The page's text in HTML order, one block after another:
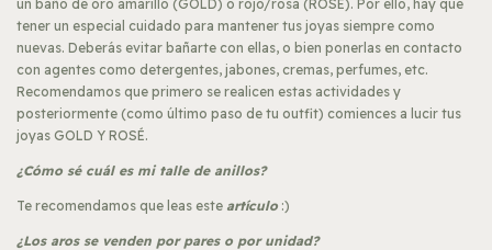
un baño de oro amarillo (GOLD) o rojo/rosa (ROSÉ). Por ello, hay que
tener un especial cuidado para mantener tus joyas siempre como
nuevas. Deberás evitar bañarte con ellas, o bien ponerlas en contacto
con agentes como detergentes, jabones, cremas, perfumes, etc.
Recomendamos que primero se realicen estas actividades y
posteriormente (como último paso de tu outfit) comiences a lucir tus
joyas GOLD Y ROSÉ.
¿Cómo sé cuál es mi talle de anillos?
Te recomendamos que leas este artículo :)
¿Los aros se venden por pares o por unidad?